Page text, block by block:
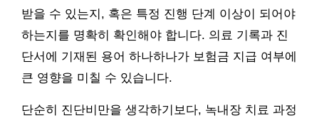
받을 수 있는지, 혹은 특정 진행 단계 이상이 되어야
하는지를 명확히 확인해야 합니다. 의료 기록과 진
단서에 기재된 용어 하나하나가 보험금 지급 여부에
큰 영향을 미칠 수 있습니다.
단순히 진단비만을 생각하기보다, 녹내장 치료 과정